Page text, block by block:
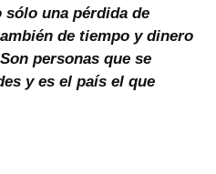
una pérdida de
de tiempo y dinero
personas que se
y es el país el que